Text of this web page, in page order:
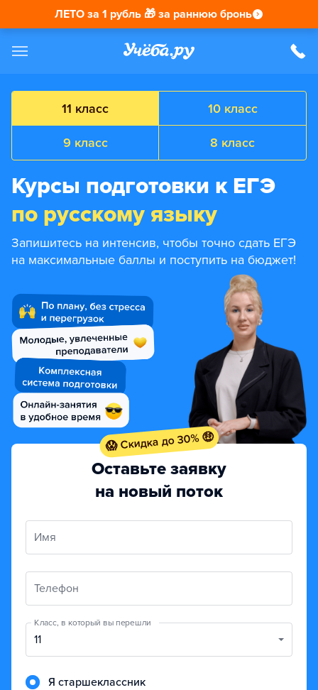
11 класс 10 класс
9 класс 8 класс
Курсы подготовки к ЕГЭ
по русскому языку
Запишитесь на интенсив, чтобы точно сдать ЕГЭ
на максимальные баллы и поступить на бюджет!
Оставьте заявку
на новый поток
Имя
Телефон
Класс, в который вы перешли
11
Я старшеклассник
😱 Скидка до 30% 🤑
ЛЕТО за 1 рубль 🎁 за раннюю бронь